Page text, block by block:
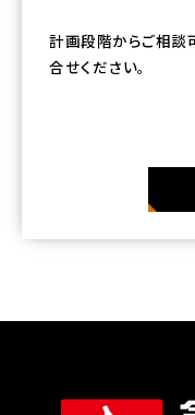
計画段階からご相談
合せください。